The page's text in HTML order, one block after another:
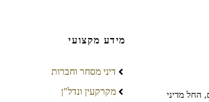
החל מדיני
מידע מקצועי
דיני מסחר וחברות
מקרקעין ונדל"ן